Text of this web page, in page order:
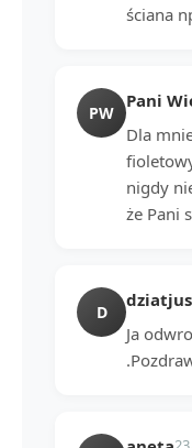
ściana
PW
Pani
Dla
nigdy
że Pani
D
Ja